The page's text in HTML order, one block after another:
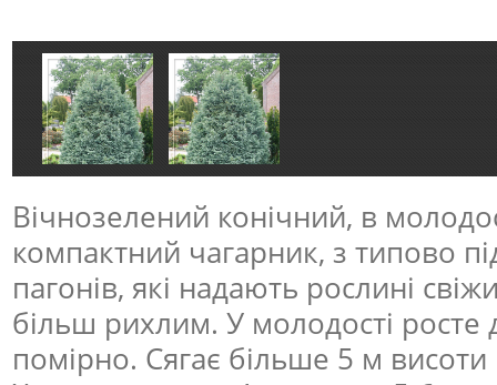
Вічнозелений конічний, в
компактний чагарник, з типово
пагонів, які надають рослині
більш рихлим. У молодості росте
помірно. Сягає більше 5 м